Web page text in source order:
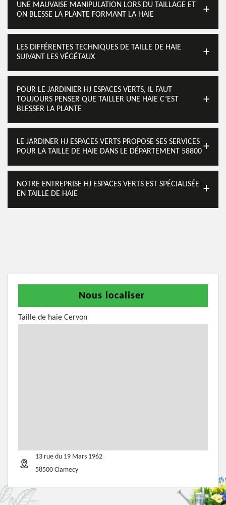
UNE MAUVAISE MANIPULATION LORS DU TAILLAGE ET
ON BLESSE LA PLANTE FORMANT LA HAIE
LES DIFFÉRENTES TECHNIQUES DE TAILLE DE HAIE
SUIVANT LES VÉGÉTAUX
POUR LE JARDINIER HJ ESPACES VERTS, IL FAUT
TOUJOURS PENSER QUE TAILLER UNE HAIE C’EST
BLESSER LA PLANTE
LE JARDINER HJ ESPACES VERTS PROPOSE SES SERVICES
POUR LA TAILLE DE HAIE DANS LE DÉPARTEMENT 58800
NOTRE ENTREPRISE HJ ESPACES VERTS EST SPÉCIALISÉE
EN TAILLE DE HAIE
Nous localiser
Taille de haie Cervon
13 rue du 19 Mars 1962
58500 Clamecy